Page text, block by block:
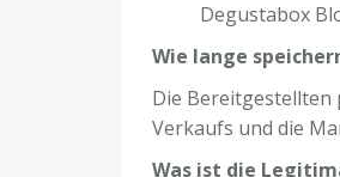
Degustabox
Wie lange
Die
Verkaufs und die
Was ist die